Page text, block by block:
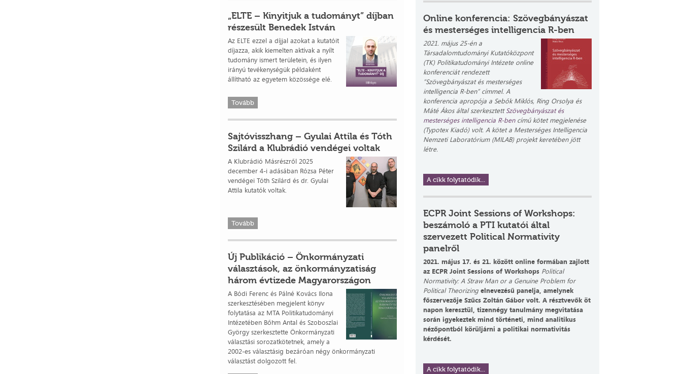
„ELTE – Kinyitjuk a tudományt” díjban
részesült Benedek István
Az ELTE ezzel a díjjal azokat a kutatóit
díjazza, akik kiemelten aktívak a nyílt
tudomány ismert területein, és ilyen
irányú tevékenységük példaként
állítható az egyetem közössége elé.
Tovább
Sajtóvisszhang – Gyulai Attila és Tóth
Szilárd a Klubrádió vendégei voltak
A Klubrádió Másrészről 2025
december 4-i adásában Rózsa Péter
vendégei Tóth Szilárd és dr. Gyulai
Attila kutatók voltak.
Tovább
Új Publikáció – Önkormányzati
választások, az önkormányzatiság
három évtizede Magyarországon
A Bódi Ferenc és Pálné Kovács Ilona
szerkesztésében megjelent könyv
folytatása az MTA Politikatudományi
Intézetében Bőhm Antal és Szoboszlai
György szerkesztette Önkormányzati
választási sorozatkötetnek, amely a
2002-es választásig bezáróan négy önkormányzati
választást dolgozott fel.
Online konferencia: Szövegbányászat
és mesterséges intelligencia R-ben
2021. május 25-én a
Társadalomtudományi Kutatóközpont
(TK) Politikatudományi Intézete online
konferenciát rendezett
”Szövegbányászat és mesterséges
intelligencia R-ben” címmel. A
konferencia apropója a Sebők Miklós, Ring Orsolya és
Máté Ákos által szerkesztettSzövegbányászat és
mesterséges intelligencia R-bencímű kötet megjelenése
(Typotex Kiadó) volt. A kötet a Mesterséges Intelligencia
Nemzeti Laboratórium (MILAB) projekt keretében jött
létre.
A cikk folytatódik...
ECPR Joint Sessions of Workshops:
beszámoló a PTI kutatói által
szervezett Political Normativity
panelről
2021. május 17. és 21. között online formában zajlott
az ECPR Joint Sessions of Workshops Political
Normativity: A Straw Man or a Genuine Problem for
Political Theorizing elnevezésű panelja, amelynek
főszervezője Szűcs Zoltán Gábor volt. A résztvevők öt
napon keresztül, tizennégy tanulmány megvitatása
során igyekeztek mind történeti, mind analitikus
nézőpontból körüljárni a politikai normativitás
kérdését.
A cikk folytatódik...